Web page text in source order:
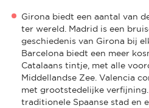
Girona biedt een aantal van
ter wereld. Madrid is een
geschiedenis van Girona bij
Barcelona biedt een meer
Catalaans tintje, met alle
Middellandse Zee. Valencia
met grootstedelijke verfijning.
traditionele Spaanse stad en